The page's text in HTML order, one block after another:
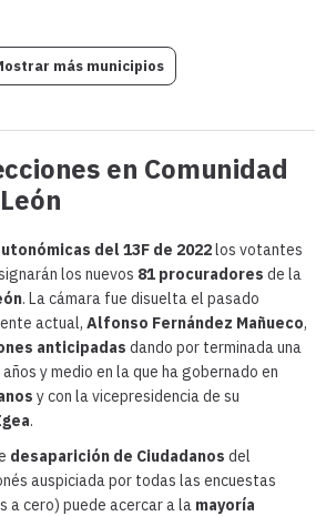
más municipios
en Comunidad
del 13F de 2022los votantes
los nuevos 81 procuradores de la
. La cámara fue disuelta el pasado
actual, Alfonso Fernández Mañueco,
anticipadas dando por terminada una
y medio en la que ha gobernado en
y con la vicepresidencia de su
.
desaparición de Ciudadanos del
auspiciada por todas las encuestas
a cero) puede acercar a la mayoría